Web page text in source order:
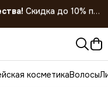
косметикаВолосы